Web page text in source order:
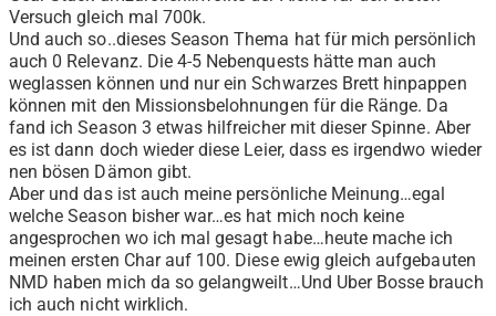
Versuch gleich mal 700k.
Und auch so..dieses Season Thema hat für mich persönlich
auch 0 Relevanz. Die 4-5 Nebenquests hätte man auch
weglassen können und nur ein Schwarzes Brett hinpappen
können mit den Missionsbelohnungen für die Ränge. Da
fand ich Season 3 etwas hilfreicher mit dieser Spinne. Aber
es ist dann doch wieder diese Leier, dass es irgendwo wieder
nen bösen Dämon gibt.
Aber und das ist auch meine persönliche Meinung…egal
welche Season bisher war…es hat mich noch keine
angesprochen wo ich mal gesagt habe…heute mache ich
meinen ersten Char auf 100. Diese ewig gleich aufgebauten
NMD haben mich da so gelangweilt…Und Uber Bosse brauch
ich auch nicht wirklich.